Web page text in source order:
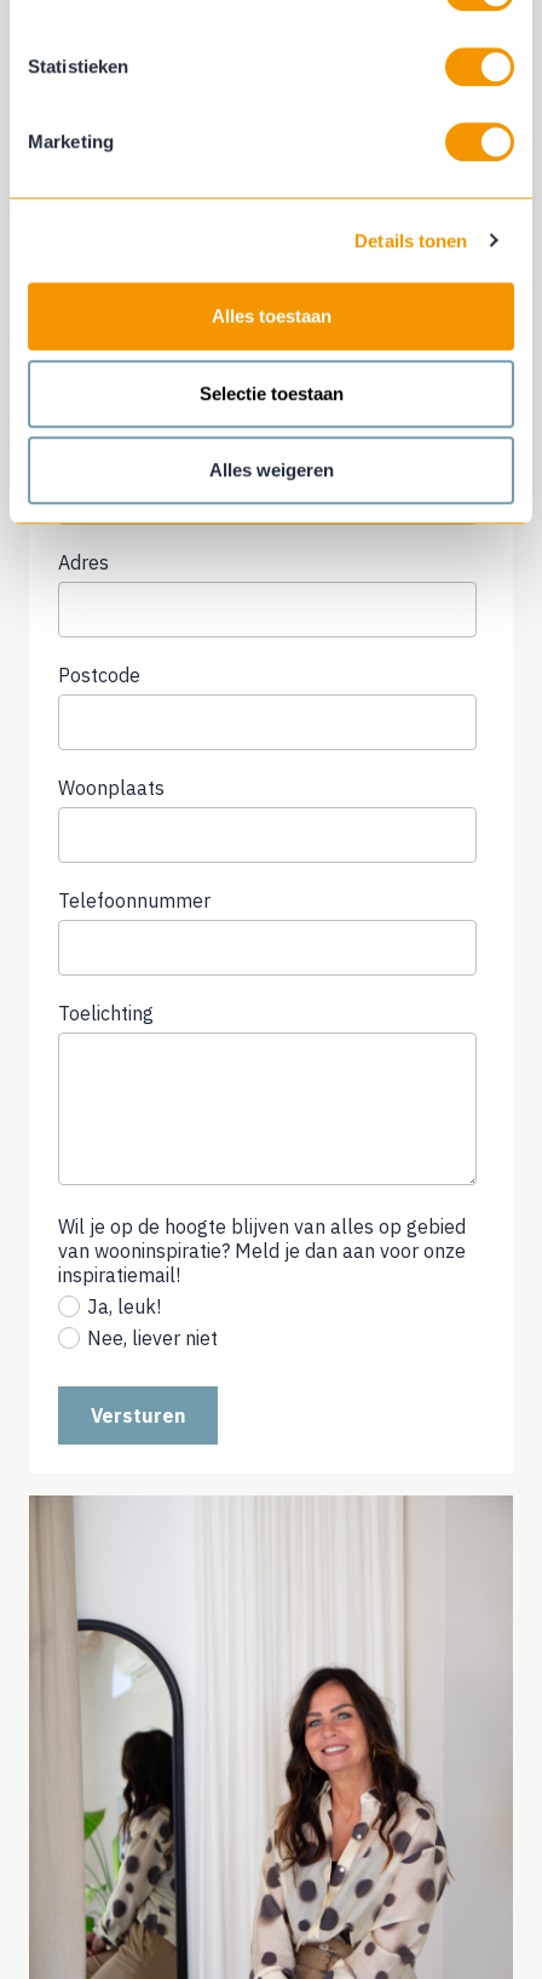
Statistieken
Marketing
Details tonen
Alles toestaan
Selectie toestaan
Alles weigeren
favoriet product? Geef door welk staal
je wilt ontvangen en wij sturen deze
graag naar je toe.
Adres
Postcode
Woonplaats
Telefoonnummer
required)
Toelichting
Wil je op de hoogte blijven van alles op gebied
van wooninspiratie? Meld je dan aan voor onze
inspiratiemail!
Ja, leuk!
Nee, liever niet
Versturen